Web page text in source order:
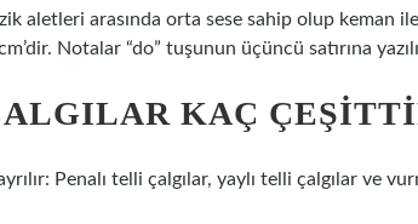
aletleri arasında orta sese sahip olup keman
Notalar “do” tuşunun üçüncü satırına
KAÇ
Penalı telli çalgılar, yaylı telli çalgılar ve